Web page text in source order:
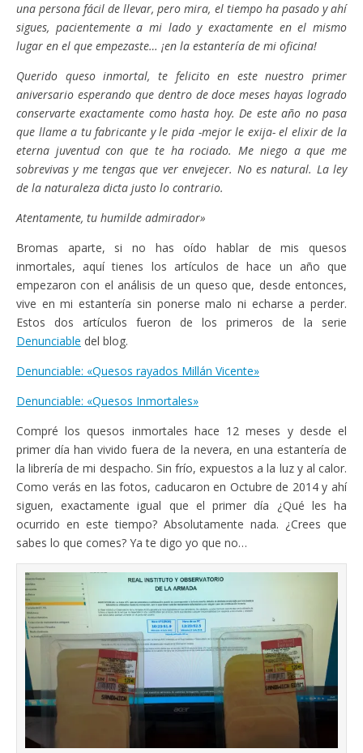
una persona fácil de llevar, pero mira, el tiempo ha pasado y ahí
sigues, pacientemente a mi lado y exactamente en el mismo
lugar en el que empezaste… ¡en la estantería de mi oficina!
Querido queso inmortal, te felicito en este nuestro primer
aniversario esperando que dentro de doce meses hayas logrado
conservarte exactamente como hasta hoy. De este año no pasa
que llame a tu fabricante y le pida -mejor le exija- el elixir de la
eterna juventud con que te ha rociado. Me niego a que me
sobrevivas y me tengas que ver envejecer. No es natural. La ley
de la naturaleza dicta justo lo contrario.
Atentamente, tu humilde admirador»
Bromas aparte, si no has oído hablar de mis quesos
inmortales, aquí tienes los artículos de hace un año que
empezaron con el análisis de un queso que, desde entonces,
vive en mi estantería sin ponerse malo ni echarse a perder.
Estos dos artículos fueron de los primeros de la serie
Denunciable del blog.
Denunciable: «Quesos rayados Millán Vicente»
Denunciable: «Quesos Inmortales»
Compré los quesos inmortales hace 12 meses y desde el
primer día han vivido fuera de la nevera, en una estantería de
la librería de mi despacho. Sin frío, expuestos a la luz y al calor.
Como verás en las fotos, caducaron en Octubre de 2014 y ahí
siguen, exactamente igual que el primer día ¿Qué les ha
ocurrido en este tiempo? Absolutamente nada. ¿Crees que
sabes lo que comes? Ya te digo yo que no…